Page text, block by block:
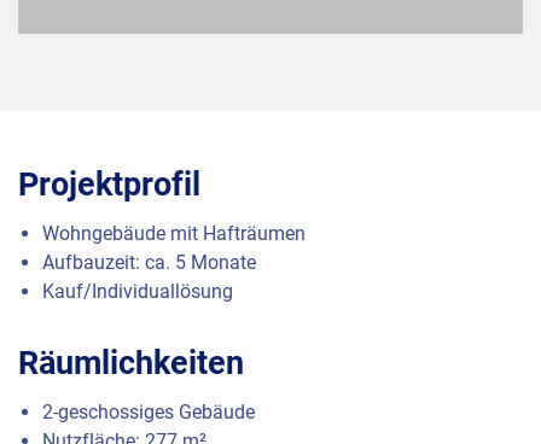
Projektprofil
Wohngebäude mit Hafträumen
Aufbauzeit: ca. 5 Monate
Kauf/Individuallösung
Räumlichkeiten
2-geschossiges Gebäude